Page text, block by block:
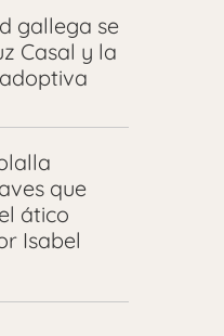
gallega se
Casal y la
que
ático
Isabel